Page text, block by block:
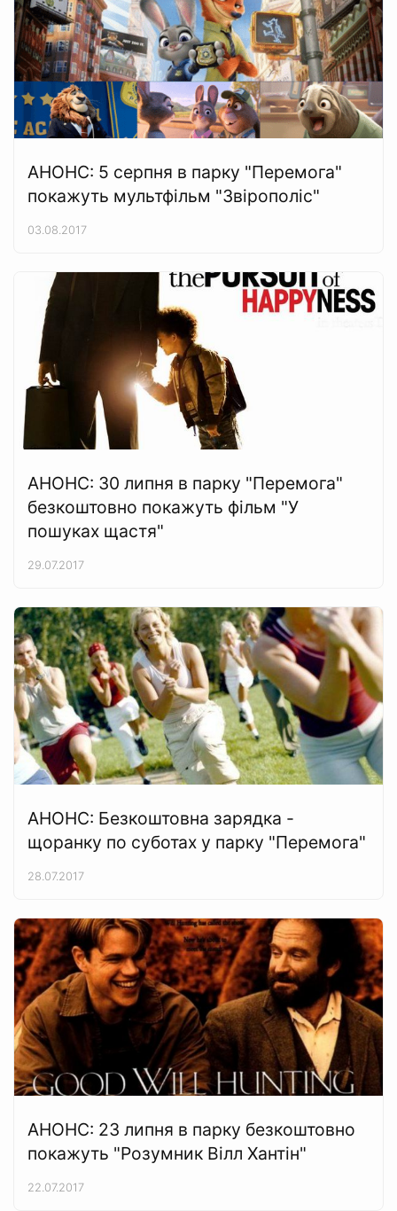
АНОНС: 5 серпня в парку "Перемога"
покажуть мультфільм "Звірополіс"
03.08.2017
АНОНС: 30 липня в парку "Перемога"
безкоштовно покажуть фільм "У
пошуках щастя"
29.07.2017
АНОНС: Безкоштовна зарядка -
щоранку по суботах у парку "Перемога"
28.07.2017
АНОНС: 23 липня в парку безкоштовно
покажуть "Розумник Вілл Хантін"
22.07.2017